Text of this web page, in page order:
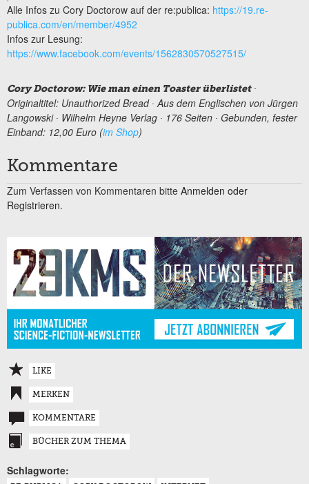
Alle Infos zu Cory Doctorow auf der re:publica: https://19.re-
publica.com/en/member/4952
Infos zur Lesung:
https://www.facebook.com/events/1562830570527515/
Cory Doctorow: Wie man einen Toaster überlistet∙
Originaltitel: Unauthorized Bread ∙ Aus dem Englischen von Jürgen
Langowski ∙ Wilhelm Heyne Verlag ∙ 176 Seiten ∙ Gebunden, fester
Einband: 12,00 Euro (im Shop)
Kommentare
Zum Verfassen von Kommentaren bitte Anmelden oder
Registrieren.
LIKE
MERKEN
KOMMENTARE
BÜCHER ZUM THEMA
Schlagworte: